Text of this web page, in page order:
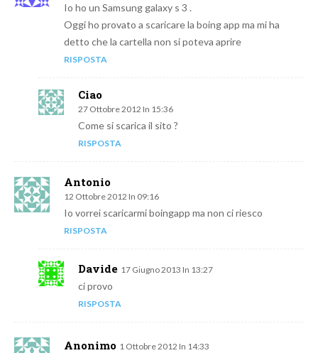
Io ho un Samsung galaxy s 3 .
Oggi ho provato a scaricare la boing app ma mi ha
detto che la cartella non si poteva aprire
RISPOSTA
Ciao
27 Ottobre 2012 In 15:36
Come si scarica il sito ?
RISPOSTA
Antonio
12 Ottobre 2012 In 09:16
Io vorrei scaricarmi boingapp ma non ci riesco
RISPOSTA
Davide 17 Giugno 2013 In 13:27
ci provo
RISPOSTA
Anonimo 1 Ottobre 2012 In 14:33